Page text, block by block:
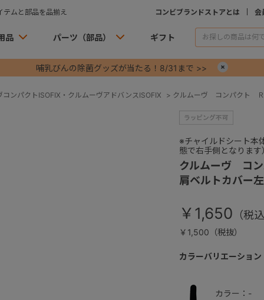
ムと部品を品揃え コンビブランドストアとは 会
品 パーツ（部品） ギフト
哺乳びんの除菌グッズが当たる！8/31まで >>
コンパクトISOFIX・クルムーヴアドバンスISOFIX > クルムーヴ コンパクト
※チャイルドシート本
態で右手側となります
クルムーヴ コ
肩ベルトカバー
￥1,650
￥1,500（税抜）
カラーバリエーション
カラー：-